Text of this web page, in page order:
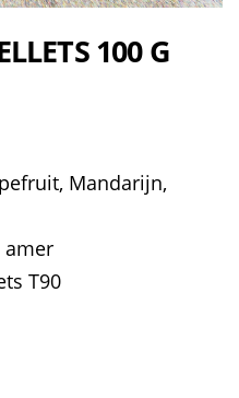
100 G
Mandarijn,
amer
T90